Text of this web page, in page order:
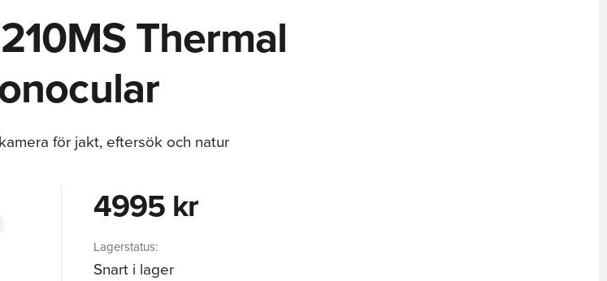
Thermal
för jakt, eftersök och natur
4995 kr
Lagerstatus:
Snart i lager